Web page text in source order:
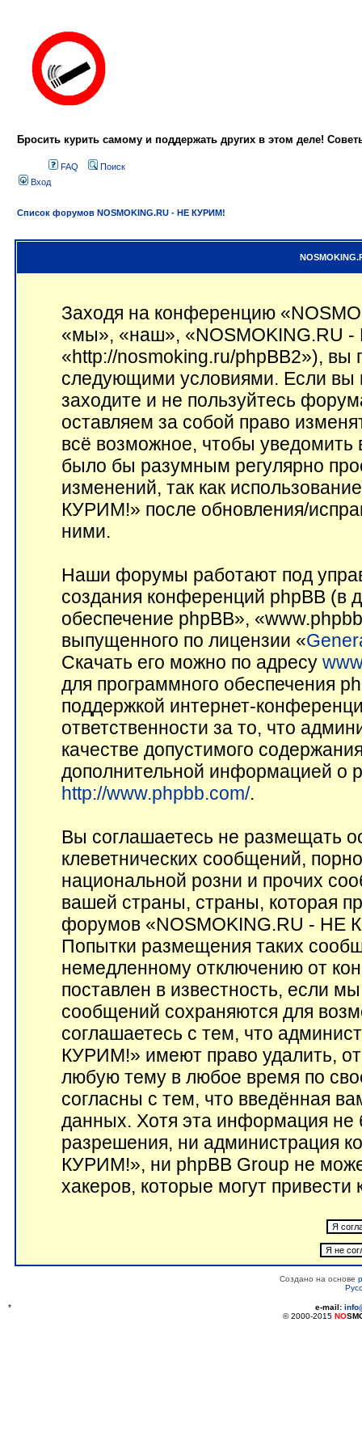
Бросить курить самому и поддержать других в этом деле!
FAQ
Поиск
Вход
Список форумов NOSMOKING.RU - НЕ КУРИМ!
Заходя на конференцию
«мы», «наш», «NOSMOKING.RU
«http://nosmoking.ru/phpBB2»), вы
следующими условиями. Если вы
заходите и не пользуйтесь
оставляем за собой право
всё возможное, чтобы
было бы разумным регулярно
изменений, так как
КУРИМ!» после обновления/
ними.
Наши форумы работают под
создания конференций phpBB (в
обеспечение phpBB»,
выпущенного по лицензии «
Скачать его можно по адресу
для программного обеспечения
поддержкой интернет-
ответственности за то, что
качестве допустимого
дополнительной информацией о
http://www.phpbb.com/.
Вы соглашаетесь не размещать
клеветнических сообщений,
национальной розни и прочих
вашей страны, страны, которая
форумов «NOSMOKING.RU - НЕ
Попытки размещения таких
немедленному отключению от
поставлен в известность, если
сообщений сохраняются для
соглашаетесь с тем, что
КУРИМ!» имеют право удалить,
любую тему в любое время по
согласны с тем, что введённая
данных. Хотя эта информация не
разрешения, ни администрация
КУРИМ!», ни phpBB Group не
хакеров, которые могут
Создано на основе
* e-mail:
© 2000-2015 NO